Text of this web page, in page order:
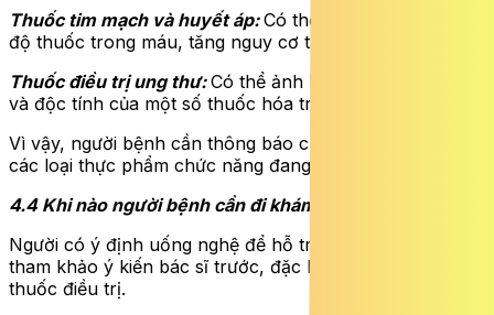
Thuốc tim mạch và huyết áp:Có thể làm thay đổi nồng
độ thuốc trong máu, tăng nguy cơ tác dụng phụ.
Thuốc điều trị ung thư:Có thể ảnh hưởng đến hiệu quả
và độc tính của một số thuốc hóa trị.
Vì vậy, người bệnh cần thông báo cho bác sĩ về tất cả
các loại thực phẩm chức năng đang sử dụng.
4.4 Khi nào người bệnh cần đi khám?
Người có ý định uống nghệ để hỗ trợ huyết áp nên
tham khảo ý kiến bác sĩ trước, đặc biệt nếu đang dùng
thuốc điều trị.